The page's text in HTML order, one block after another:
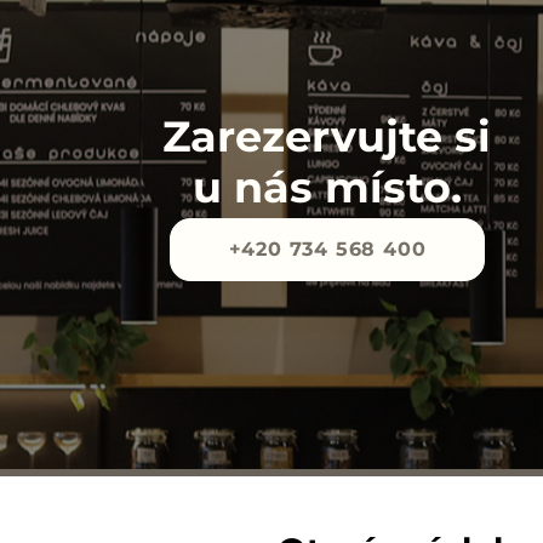
Zarezervujte si
u nás místo.
+420 734 568 400